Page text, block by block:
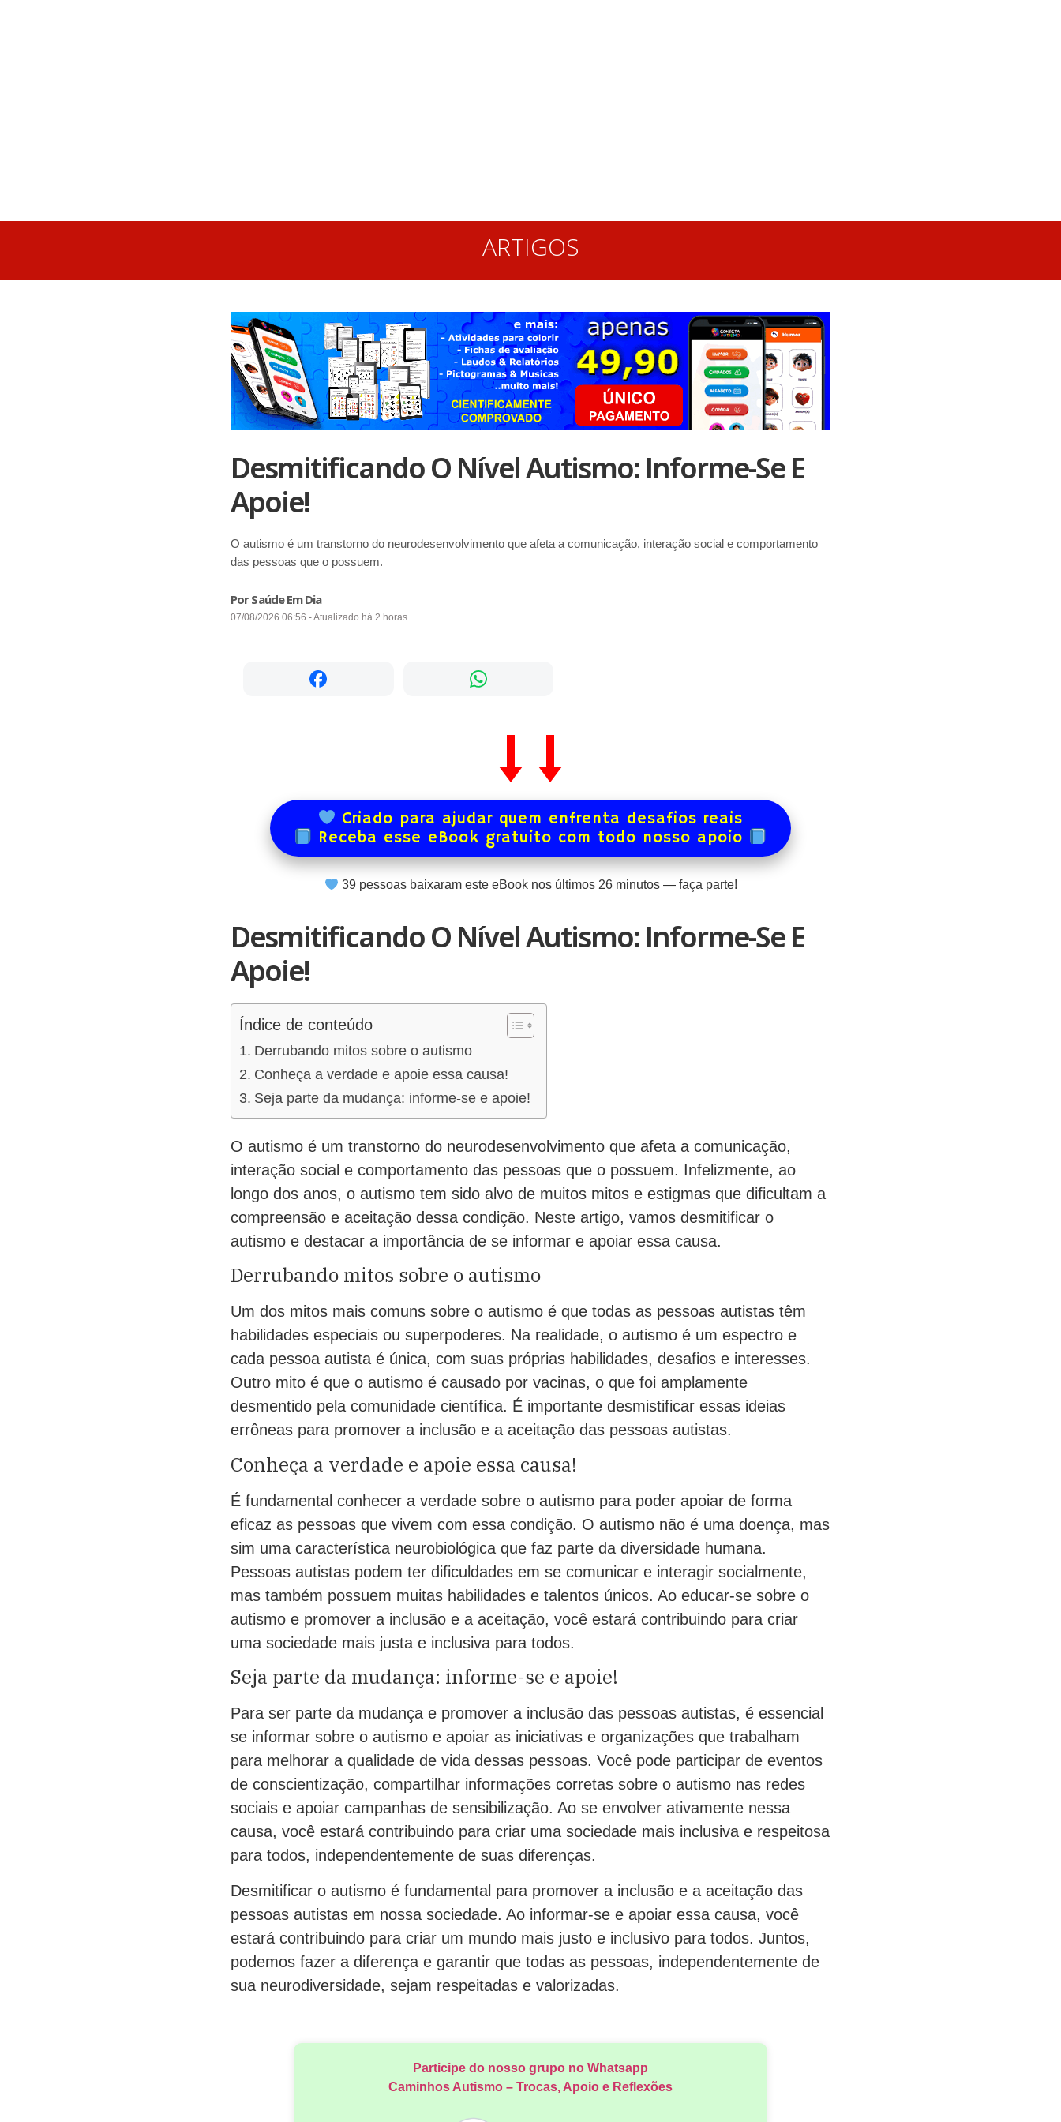
ARTIGOS
Desmitificando O Nível Autismo: Informe-Se E
Apoie!
O autismo é um transtorno do neurodesenvolvimento que afeta a comunicação, interação social e comportamento
das pessoas que o possuem.
Por Saúde Em Dia
07/08/2026 06:56 - Atualizado há 2 horas
Criado para ajudar quem enfrenta desafios reais
Receba esse eBook gratuito com todo nosso apoio
39pessoas baixaram este eBook nos últimos 26minutos — faça parte!
Desmitificando O Nível Autismo: Informe-Se E
Apoie!
Índice de conteúdo
Derrubando mitos sobre o autismo
Conheça a verdade e apoie essa causa!
Seja parte da mudança: informe-se e apoie!
O autismo é um transtorno do neurodesenvolvimento que afeta a comunicação,
interação social e comportamento das pessoas que o possuem. Infelizmente, ao
longo dos anos, o autismo tem sido alvo de muitos mitos e estigmas que dificultam a
compreensão e aceitação dessa condição. Neste artigo, vamos desmitificar o
autismo e destacar a importância de se informar e apoiar essa causa.
Derrubando mitos sobre o autismo
Um dos mitos mais comuns sobre o autismo é que todas as pessoas autistas têm
habilidades especiais ou superpoderes. Na realidade, o autismo é um espectro e
cada pessoa autista é única, com suas próprias habilidades, desafios e interesses.
Outro mito é que o autismo é causado por vacinas, o que foi amplamente
desmentido pela comunidade científica. É importante desmistificar essas ideias
errôneas para promover a inclusão e a aceitação das pessoas autistas.
Conheça a verdade e apoie essa causa!
É fundamental conhecer a verdade sobre o autismo para poder apoiar de forma
eficaz as pessoas que vivem com essa condição. O autismo não é uma doença, mas
sim uma característica neurobiológica que faz parte da diversidade humana.
Pessoas autistas podem ter dificuldades em se comunicar e interagir socialmente,
mas também possuem muitas habilidades e talentos únicos. Ao educar-se sobre o
autismo e promover a inclusão e a aceitação, você estará contribuindo para criar
uma sociedade mais justa e inclusiva para todos.
Seja parte da mudança: informe-se e apoie!
Para ser parte da mudança e promover a inclusão das pessoas autistas, é essencial
se informar sobre o autismo e apoiar as iniciativas e organizações que trabalham
para melhorar a qualidade de vida dessas pessoas. Você pode participar de eventos
de conscientização, compartilhar informações corretas sobre o autismo nas redes
sociais e apoiar campanhas de sensibilização. Ao se envolver ativamente nessa
causa, você estará contribuindo para criar uma sociedade mais inclusiva e respeitosa
para todos, independentemente de suas diferenças.
Desmitificar o autismo é fundamental para promover a inclusão e a aceitação das
pessoas autistas em nossa sociedade. Ao informar-se e apoiar essa causa, você
estará contribuindo para criar um mundo mais justo e inclusivo para todos. Juntos,
podemos fazer a diferença e garantir que todas as pessoas, independentemente de
sua neurodiversidade, sejam respeitadas e valorizadas.
Participe do nosso grupo no Whatsapp
Caminhos Autismo – Trocas, Apoio e Reflexões